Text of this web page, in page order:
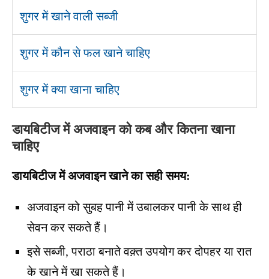
शुगर में खाने वाली सब्जी
शुगर में कौन से फल खाने चाहिए
शुगर में क्या खाना चाहिए
डायबिटीज में अजवाइन को कब और कितना खाना
चाहिए
डायबिटीज में अजवाइन खाने का सही समय:
अजवाइन को सुबह पानी में उबालकर पानी के साथ ही
सेवन कर सकते हैं।
इसे सब्जी, पराठा बनाते वक़्त उपयोग कर दोपहर या रात
के खाने में खा सकते हैं।